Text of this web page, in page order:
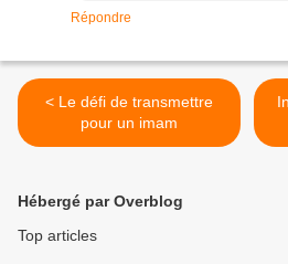
Répondre
< Le défi de transmettre
pour un imam
Hébergé par Overblog
Top articles